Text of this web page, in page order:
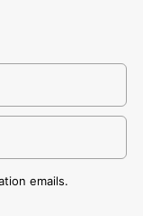
emails.